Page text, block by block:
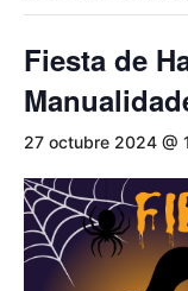
Fiesta de
27 octubre 2024 @